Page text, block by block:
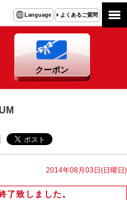
Language よくあるご質問
クーポン
2014年08月03日(日曜日)
了致しました。